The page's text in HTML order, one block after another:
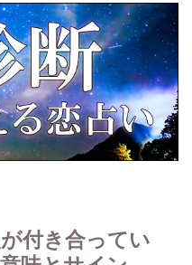
付き合ってい